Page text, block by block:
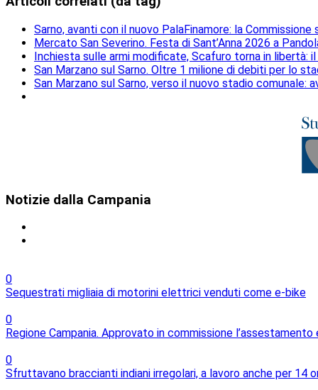
Sarno, avanti con il nuovo PalaFinamore: la
Mercato San Severino. Festa di Sant’Anna 2026 a
Inchiesta sulle armi modificate, Scafuro torna in libertà:
San Marzano sul Sarno. Oltre 1 milione di debiti per lo
San Marzano sul Sarno, verso il nuovo stadio
Notizie dalla Campania
0
Sequestrati migliaia di motorini elettrici venduti come e-bike
0
Regione Campania. Approvato in commissione
0
Sfruttavano braccianti indiani irregolari, a lavoro anche per 14